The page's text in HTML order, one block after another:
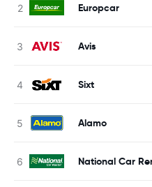
Europcar
Avis
Sixt
Alamo
National Car